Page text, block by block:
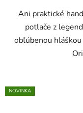
Ani praktické
potlače z
obľúbenou
NOVINKA